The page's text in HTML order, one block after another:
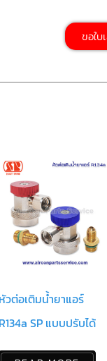
ขอใบ
หัวต่อเติมน้ำยาแอร์
R134a SP แบบปรับได้